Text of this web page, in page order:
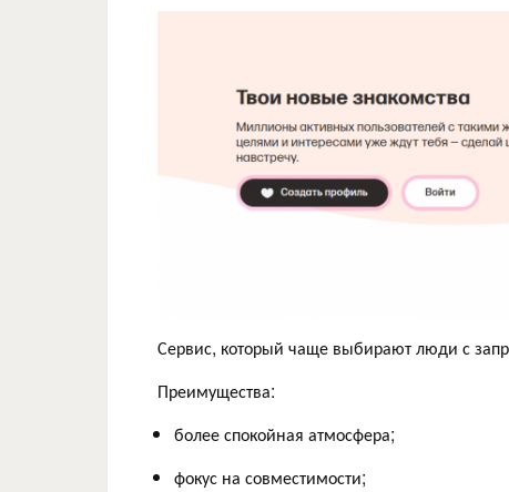
Сервис, который чаще выбирают люди с
Преимущества:
более спокойная атмосфера;
фокус на совместимости;